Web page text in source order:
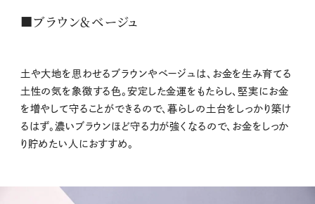
■ブラウン＆ベージュ
土や大地を思わせるブラウンやベージュは、お金を生み育てる
土性の気を象徴する色。安定した金運をもたらし、堅実にお金
を増やして守ることができるので、暮らしの土台をしっかり築け
るはず。濃いブラウンほど守る力が強くなるので、お金をしっか
り貯めたい人におすすめ。